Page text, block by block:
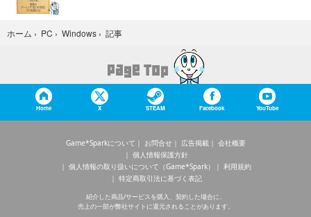
ホーム › PC › Windows › 記事
Home X STEAM Facebook YouTube
Game*Sparkについて お問合せ 広告掲載
会社概要
個人情報保護方針
個人情報の取り扱いについて（Game*Spark）
利用規約
特定商取引法に基づく表記
紹介した商品/サービスを購入、契約した場合に、
売上の一部が弊社サイトに還元されることがあります。